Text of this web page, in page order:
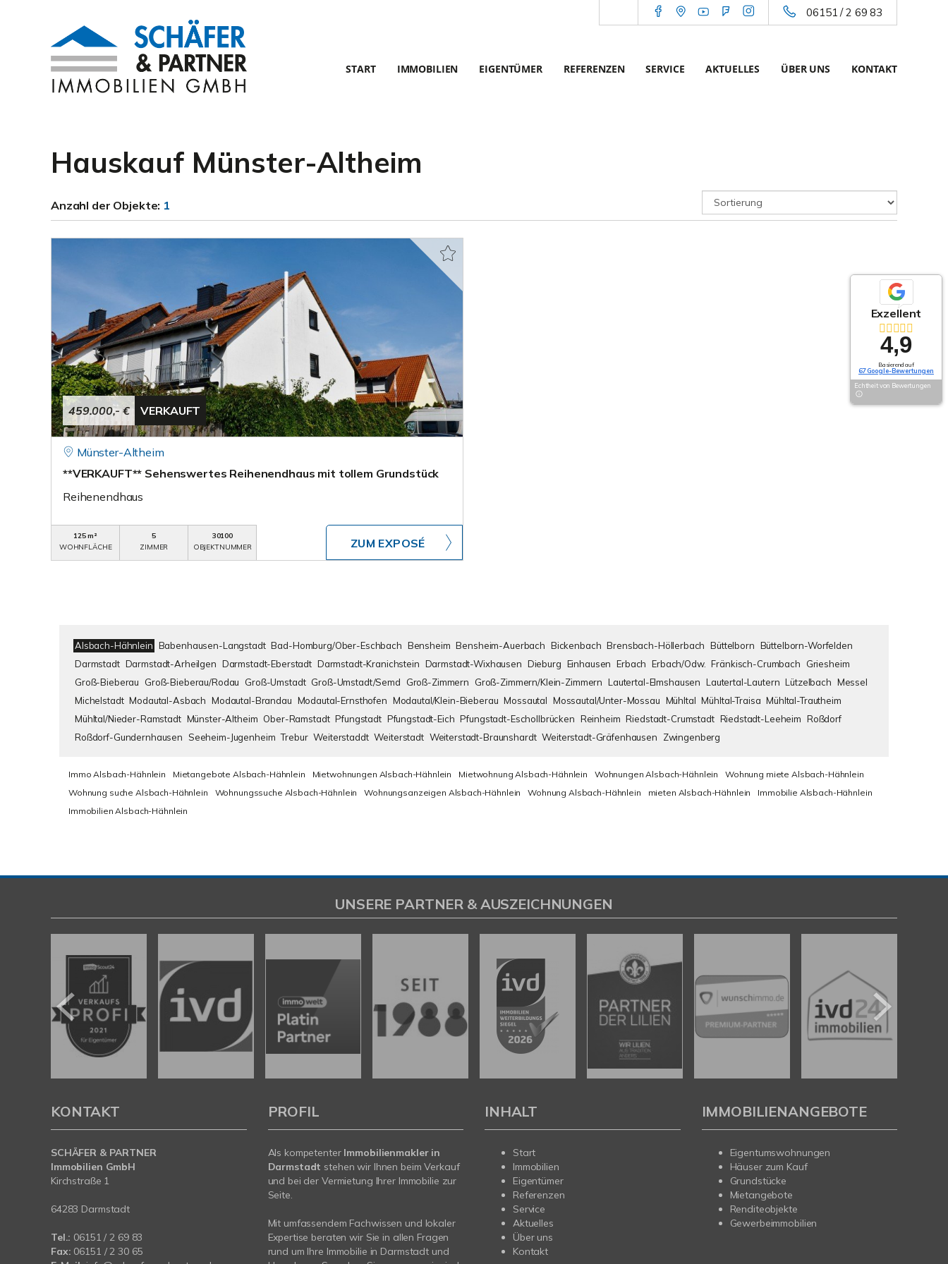
06151 / 2 69 83
START IMMOBILIEN EIGENTÜMER REFERENZEN SERVICE AKTUELLES ÜBER UNS KONTAKT
Hauskauf Münster-Altheim
Anzahl der Objekte: 1
459.000,- € VERKAUFT
Münster-Altheim
**VERKAUFT** Sehenswertes Reihenendhaus mit tollem Grundstück
Reihenendhaus
125 m²
WOHNFLÄCHE
5
ZIMMER
30100
OBJEKTNUMMER
ZUM EXPOSÉ
Alsbach-Hähnlein Babenhausen-Langstadt Bad-Homburg/Ober-Eschbach Bensheim Bensheim-Auerbach Bickenbach Brensbach-Höllerbach Büttelborn Büttelborn-Worfelden
Darmstadt Darmstadt-Arheilgen Darmstadt-Eberstadt Darmstadt-Kranichstein Darmstadt-Wixhausen Dieburg Einhausen Erbach Erbach/Odw. Fränkisch-Crumbach
Griesheim
Groß-Bieberau
Groß-Bieberau/Rodau Groß-Umstadt Groß-Umstadt/Semd Groß-Zimmern Groß-Zimmern/Klein-Zimmern Lautertal-Elmshausen Lautertal-Lautern Lützelbach Messel
Michelstadt Modautal-Asbach Modautal-Brandau Modautal-Ernsthofen Modautal/Klein-Bieberau Mossautal Mossautal/Unter-Mossau Mühltal Mühltal-Traisa Mühltal-Trautheim
Mühltal/Nieder-Ramstadt Münster-Altheim Ober-Ramstadt Pfungstadt Pfungstadt-Eich Pfungstadt-Eschollbrücken Reinheim Riedstadt-Crumstadt Riedstadt-Leeheim Roßdorf
Roßdorf-Gundernhausen Seeheim-Jugenheim Trebur Weiterstaddt Weiterstadt Weiterstadt-Braunshardt Weiterstadt-Gräfenhausen Zwingenberg
Immo Alsbach-Hähnlein Mietangebote Alsbach-Hähnlein Mietwohnungen Alsbach-Hähnlein Mietwohnung Alsbach-Hähnlein Wohnungen Alsbach-Hähnlein
Wohnung miete Alsbach-Hähnlein
Wohnung suche Alsbach-Hähnlein
Wohnungssuche Alsbach-Hähnlein Wohnungsanzeigen Alsbach-Hähnlein Wohnung Alsbach-Hähnlein mieten Alsbach-Hähnlein
Immobilie Alsbach-Hähnlein
Immobilien Alsbach-Hähnlein
Exzellent
4,9
Basierend auf
67 Google-Bewertungen
Echtheit von Bewertungen
UNSERE PARTNER & AUSZEICHNUNGEN
KONTAKT
SCHÄFER & PARTNER
Immobilien GmbH
Kirchstraße 1
64283 Darmstadt
Tel.: 06151 / 2 69 83
Fax: 06151 / 2 30 65
PROFIL
Als kompetenter Immobilienmakler in
Darmstadt stehen wir Ihnen beim Verkauf
und bei der Vermietung Ihrer Immobilie zur
Seite.
Mit umfassendem Fachwissen und lokaler
Expertise beraten wir Sie in allen Fragen
rund um Ihre Immobilie in Darmstadt und
INHALT
Start
Immobilien
Eigentümer
Referenzen
Service
Aktuelles
Über uns
Kontakt
IMMOBILIENANGEBOTE
Eigentumswohnungen
Häuser zum Kauf
Grundstücke
Mietangebote
Renditeobjekte
Gewerbeimmobilien